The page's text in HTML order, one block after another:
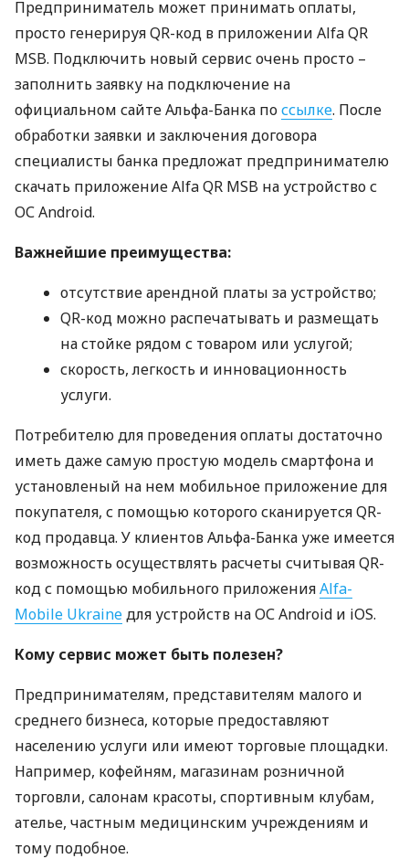
Предприниматель может принимать оплаты,
просто генерируя QR-код в приложении Alfa QR
MSB. Подключить новый сервис очень просто –
заполнить заявку на подключение на
официальном сайте Альфа-Банка поссылке. После
обработки заявки и заключения договора
специалисты банка предложат предпринимателю
скачать приложение Alfa QR MSB на устройство с
ОС Android.
Важнейшие преимущества:
отсутствие арендной платы за устройство;
QR-код можно распечатывать и размещать
на стойке рядом с товаром или услугой;
скорость, легкость и инновационность
услуги.
Потребителю для проведения оплаты достаточно
иметь даже самую простую модель смартфона и
установленый на нем мобильное приложение для
покупателя, с помощью которого сканируется QR-
код продавца. У клиентов Альфа-Банка уже имеется
возможность осуществлять расчеты считывая QR-
код с помощью мобильного приложенияAlfa-
Mobile Ukraineдля устройств на ОС Android и iOS.
Кому сервис может быть полезен?
Предпринимателям, представителям малого и
среднего бизнеса, которые предоставляют
населению услуги или имеют торговые площадки.
Например, кофейням, магазинам розничной
торговли, салонам красоты, спортивным клубам,
ателье, частным медицинским учреждениям и
тому подобное.